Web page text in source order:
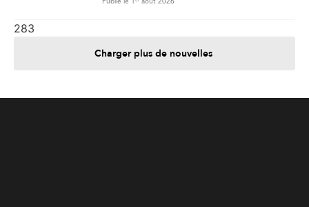
Publié le 1 août 2026
283
Charger plus de nouvelles